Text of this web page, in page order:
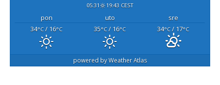
05:31 19:43 CEST
pon uto
sre
34°C / 16°C 35°C / 16°C 34°C / 17°C
powered byWeather Atlas